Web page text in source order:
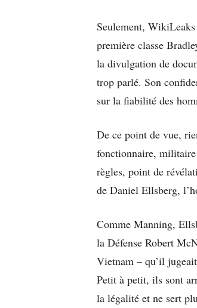
Seulement,
première classe
la divulgation de
trop parlé. Son
sur la fiabilité des
De ce point de vue,
fonctionnaire, militaire
règles, point de
de Daniel Ellsberg,
Comme Manning,
la Défense Robert
Vietnam – qu’il
Petit à petit, ils sont
la légalité et ne sert